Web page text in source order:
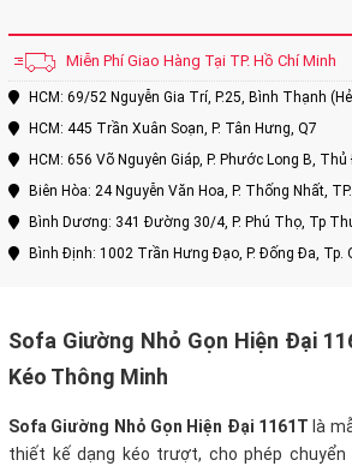
Miễn Phí Giao Hàng Tại TP. Hồ Chí Minh
HCM: 69/52 Nguyễn Gia Trí, P.25, Bình Thạnh
HCM: 445 Trần Xuân Soạn, P. Tân Hưng, Q7
HCM: 656 Võ Nguyên Giáp, P. Phước Long B, Thủ
Biên Hòa: 24 Nguyễn Văn Hoa, P. Thống Nhất,
Bình Dương: 341 Đường 30/4, P. Phú Thọ, Tp
Bình Định: 1002 Trần Hưng Đạo, P. Đống Đa, Tp.
Sofa Giường Nhỏ Gọn Hiện Đại
Kéo Thông Minh
Sofa Giường Nhỏ Gọn Hiện Đại 1161T là
thiết kế dạng kéo trượt, cho phép